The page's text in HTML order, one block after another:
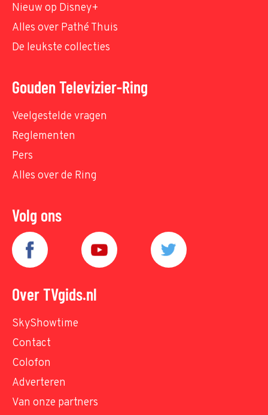
Nieuw op Disney+
Alles over Pathé Thuis
De leukste collecties
Gouden Televizier-Ring
Veelgestelde vragen
Reglementen
Pers
Alles over de Ring
Volg ons
Over TVgids.nl
SkyShowtime
Contact
Colofon
Adverteren
Van onze partners